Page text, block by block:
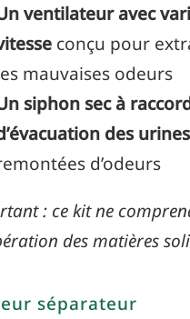
ventilateur avec
conçu pour
mauvaises odeurs
siphon sec à
des urines
d’odeurs
: ce kit ne
des matières
séparateur